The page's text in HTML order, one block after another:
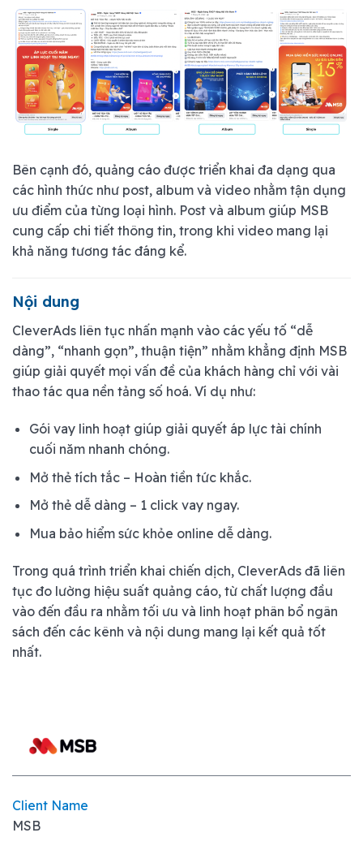
Bên cạnh đó, quảng cáo được triển khai đa dạng qua
các hình thức như post, album và video nhằm tận dụng
ưu điểm của từng loại hình. Post và album giúp MSB
cung cấp chi tiết thông tin, trong khi video mang lại
khả năng tương tác đáng kể.
Nội dung
CleverAds liên tục nhấn mạnh vào các yếu tố “dễ
dàng”, “nhanh gọn”, thuận tiện” nhằm khẳng định MSB
giúp giải quyết mọi vấn đề của khách hàng chỉ với vài
thao tác qua nền tảng số hoá. Ví dụ như:
Gói vay linh hoạt giúp giải quyết áp lực tài chính
cuối năm nhanh chóng.
Mở thẻ tích tắc – Hoàn tiền tức khắc.
Mở thẻ dễ dàng – 1 click vay ngay.
Mua bảo hiểm sức khỏe online dễ dàng.
Trong quá trình triển khai chiến dịch, CleverAds đã liên
tục đo lường hiệu suất quảng cáo, từ chất lượng đầu
vào đến đầu ra nhằm tối ưu và linh hoạt phân bổ ngân
sách đến các kênh và nội dung mang lại kết quả tốt
nhất.
Client Name
MSB